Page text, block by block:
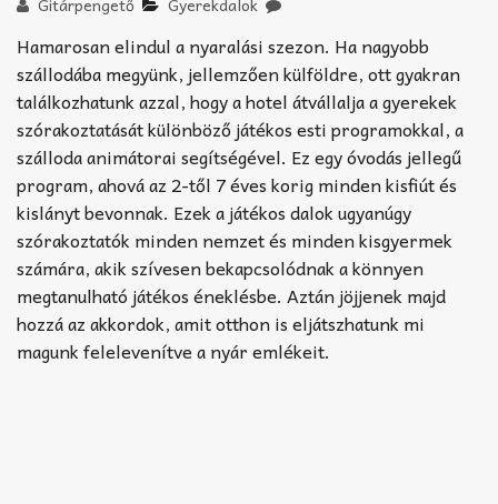
TABok
Improvizáció
Hamarosan elindul a nyaralási szezon. Ha nagyobb
szállodába megyünk, jellemzően külföldre, ott gyakran
találkozhatunk azzal, hogy a hotel átvállalja a gyerekek
szórakoztatását különböző játékos esti programokkal, a
szálloda animátorai segítségével. Ez egy óvodás jellegű
program, ahová az 2-től 7 éves korig minden kisfiút és
kislányt bevonnak. Ezek a játékos dalok ugyanúgy
szórakoztatók minden nemzet és minden kisgyermek
számára, akik szívesen bekapcsolódnak a könnyen
megtanulható játékos éneklésbe. Aztán jöjjenek majd
hozzá az akkordok, amit otthon is eljátszhatunk mi
magunk felelevenítve a nyár emlékeit.